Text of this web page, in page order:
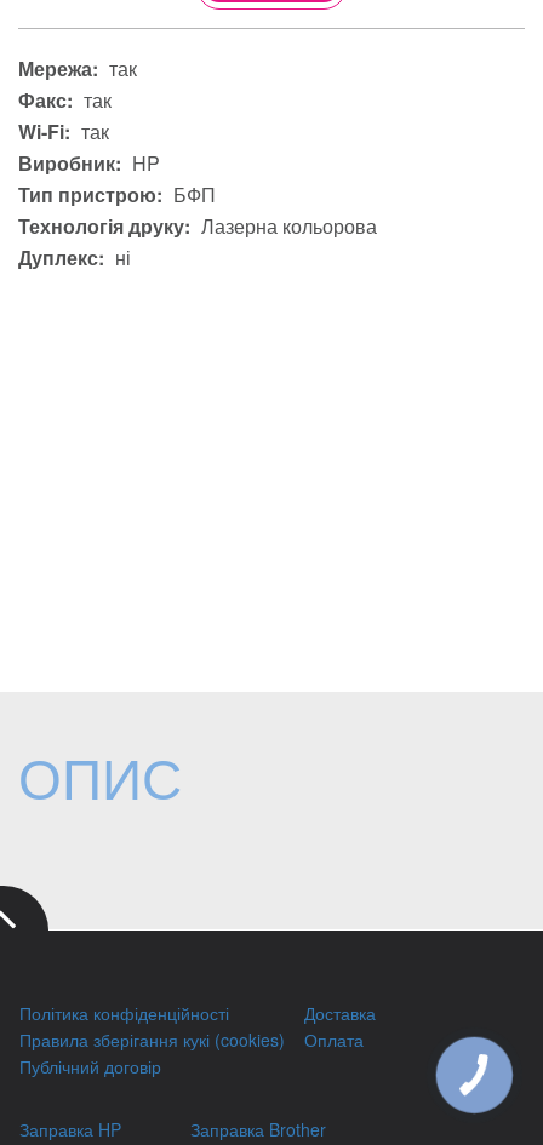
Мережа: так
Факс: так
Wi-Fi: так
Виробник: HP
Тип пристрою: БФП
Технологія друку: Лазерна кольорова
Дуплекс: ні
ОПИС
Політика конфіденційності
Правила зберігання кукі (cookies)
Публічний договір
Доставка
Оплата
Заправка HP
Заправка Brother
КНОПКА
ЗВ'ЯЗКУ